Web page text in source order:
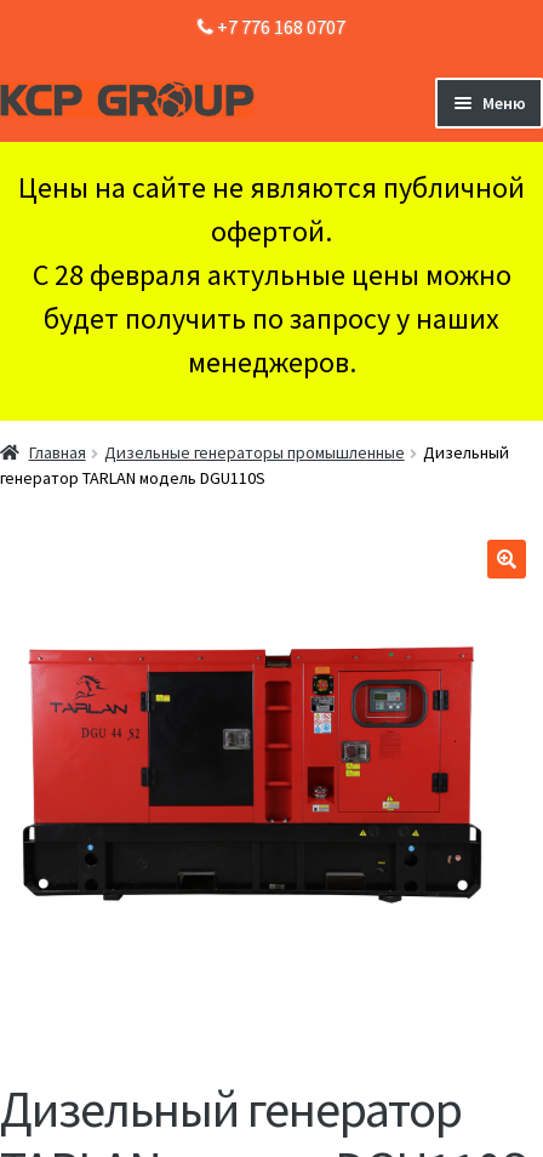
+7 776 168 0707
Перейти
навигации
Перейти
содержимому
Меню
Оборудование
Доставка и Оплата
Контакты
Цены на сайте не являются публичной
офертой.
С 28 февраля актульные цены можно
будет получить по запросу у наших
менеджеров.
Главная Дизельные генераторы промышленные
Дизельный
генератор TARLAN модель DGU110S
Дизельный генератор